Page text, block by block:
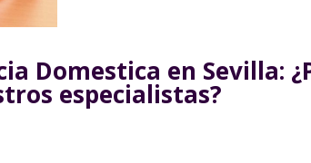
Domestica en Sevilla:
especialistas?